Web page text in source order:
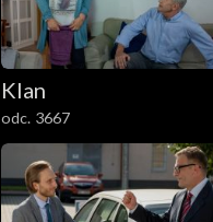
Klan
odc. 3667